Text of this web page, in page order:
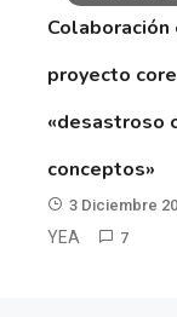
proyecto
«desastroso
conceptos»
3 Diciembre
YEA
7